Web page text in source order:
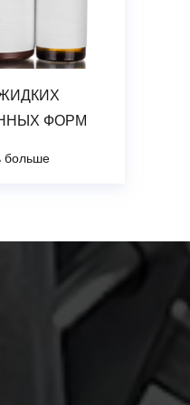
ФОРМ
больше